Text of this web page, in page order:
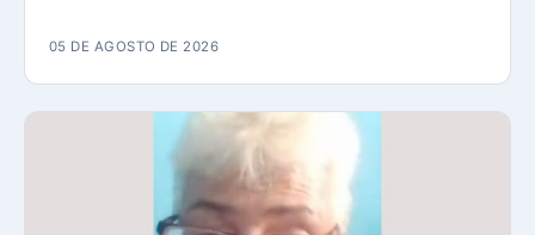
05 DE AGOSTO DE 2026